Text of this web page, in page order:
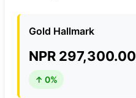
Gold Hallmark
NPR 297,300.00
↑ 0%